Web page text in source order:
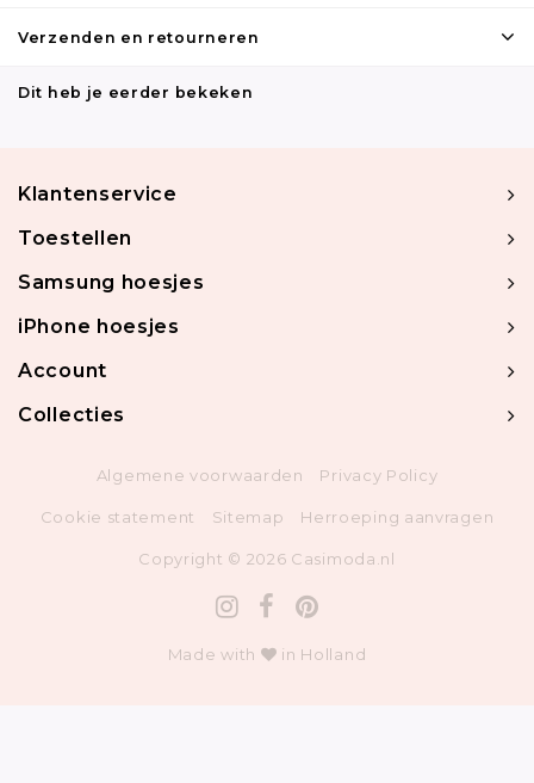
Verzenden en retourneren
Dit heb je eerder bekeken
Klantenservice
Toestellen
Samsung hoesjes
iPhone hoesjes
Account
Collecties
Algemene voorwaarden Privacy Policy
Cookie statement Sitemap Herroeping aanvragen
Copyright © 2026 Casimoda.nl
Made with in Holland